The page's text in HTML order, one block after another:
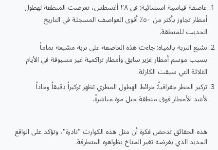
عاصفة قياسية استثنائية: في ٢٨ أغسطس، تعرضت المنطقة لهطول
أمطار تجاوز بأكثر من ٥٠٪ أقوى العواصف المسجلة في التاريخ
الحديث للمنطقة.
تشبع التربة بالمياه: جاءت هذه العاصفة على تربة مشبعة تماماً
بسبب موسم أمطار غزير سابق وأمطار تراكمية غير مسبوقة في الأيام
الثلاثة التي سبقت الكارثة.
تركيز الخطر جغرافياً: خرائط الهطول المطري تظهر تركيزاً دقيقاً وحاداً
لأشد الأمطار فوق منطقة جبل مرة مباشرةً.
هذه الحقائق تدحض فكرة أن مثل هذه الكوارث "نادرة"، وتؤكد على الواقع
الجديد الذي يفرضه تغير المناخ بظواهره المتطرفة.